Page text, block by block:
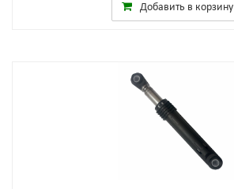
Добавить в корзину